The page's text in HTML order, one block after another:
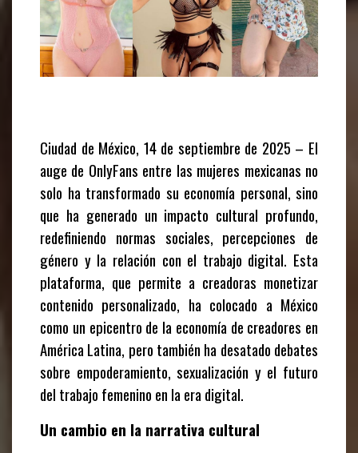
Ciudad de México, 14 de septiembre de 2025 – El
auge de OnlyFans entre las mujeres mexicanas no
solo ha transformado su economía personal, sino
que ha generado un impacto cultural profundo,
redefiniendo normas sociales, percepciones de
género y la relación con el trabajo digital. Esta
plataforma, que permite a creadoras monetizar
contenido personalizado, ha colocado a México
como un epicentro de la economía de creadores en
América Latina, pero también ha desatado debates
sobre empoderamiento, sexualización y el futuro
del trabajo femenino en la era digital.
Un cambio en la narrativa cultural